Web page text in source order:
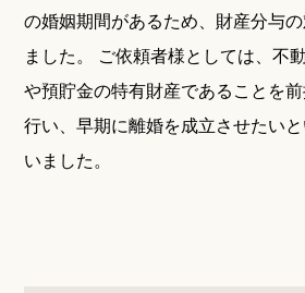
の婚姻期間があるため、財産分与
ました。 ご依頼者様としては、不
や預貯金の特有財産であることを
行い、早期に離婚を成立させたい
いました。